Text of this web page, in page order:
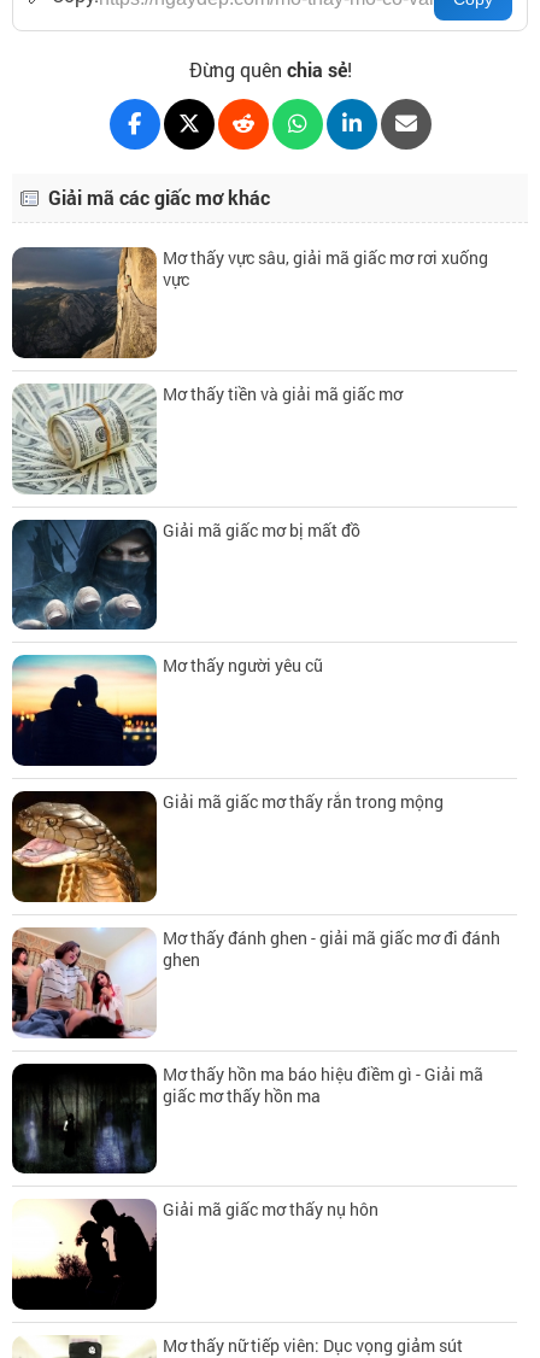
Đừng quên chia sẻ!
Giải mã các giấc mơ khác
Mơ thấy vực sâu, giải mã giấc mơ rơi xuống
vực
Mơ thấy tiền và giải mã giấc mơ
Giải mã giấc mơ bị mất đồ
Mơ thấy người yêu cũ
Giải mã giấc mơ thấy rắn trong mộng
Mơ thấy đánh ghen - giải mã giấc mơ đi đánh
ghen
Mơ thấy hồn ma báo hiệu điềm gì - Giải mã
giấc mơ thấy hồn ma
Giải mã giấc mơ thấy nụ hôn
Mơ thấy nữ tiếp viên: Dục vọng giảm sút